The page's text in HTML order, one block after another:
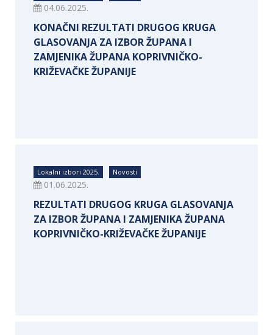
04.06.2025.
KONAČNI REZULTATI DRUGOG KRUGA
GLASOVANJA ZA IZBOR ŽUPANA I
ZAMJENIKA ŽUPANA KOPRIVNIČKO-
KRIŽEVAČKE ŽUPANIJE
Lokalni izbori 2025. Novosti
01.06.2025.
REZULTATI DRUGOG KRUGA GLASOVANJA
ZA IZBOR ŽUPANA I ZAMJENIKA ŽUPANA
KOPRIVNIČKO-KRIŽEVAČKE ŽUPANIJE